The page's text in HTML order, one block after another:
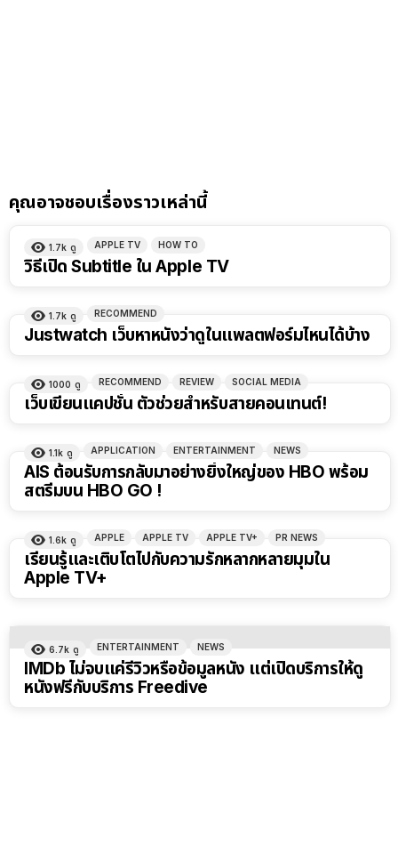
คุณอาจชอบเรื่องราวเหล่านี้
1.7k ดู APPLE TV HOW TO
วิธีเปิด Subtitle ใน Apple TV
1.7k ดู RECOMMEND
Justwatch เว็บหาหนังว่าดูในแพลตฟอร์มไหนได้บ้าง
1000 ดู RECOMMEND REVIEW SOCIAL MEDIA
เว็บเขียนแคปชั่น ตัวช่วยสำหรับสายคอนเทนต์!
1.1k ดู APPLICATION ENTERTAINMENT NEWS
AIS ต้อนรับการกลับมาอย่างยิ่งใหญ่ของ HBO พร้อม
สตรีมบน HBO GO !
1.6k ดู APPLE APPLE TV APPLE TV+ PR NEWS
เรียนรู้และเติบโตไปกับความรักหลากหลายมุมใน
Apple TV+
6.7k ดู ENTERTAINMENT NEWS
IMDb ไม่จบแค่รีวิวหรือข้อมูลหนัง แต่เปิดบริการให้ดู
หนังฟรีกับบริการ Freedive